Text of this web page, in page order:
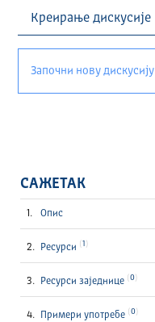
Започни нову дискусију
САЖЕТАК
Опис
Ресурси 1
Ресурси заједнице 0
Примери употребе 0